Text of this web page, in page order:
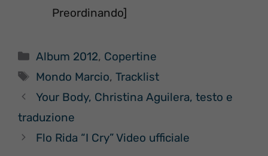
Preordinando]
Categorie
Album 2012, Copertine
Tag
Mondo Marcio,Tracklist
Your Body, Christina Aguilera, testo e
traduzione
Flo Rida “I Cry” Video ufficiale